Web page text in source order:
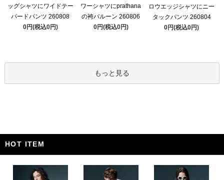
ッグシャツにワイドテー
パードパンツ 260808
0円(税込0円)
ワーシャツにprathana
の袴バルーン 260806
0円(税込0円)
ロウエッジシャツにニー
タックパンツ 260804
0円(税込0円)
もっと見る
HOT ITEM